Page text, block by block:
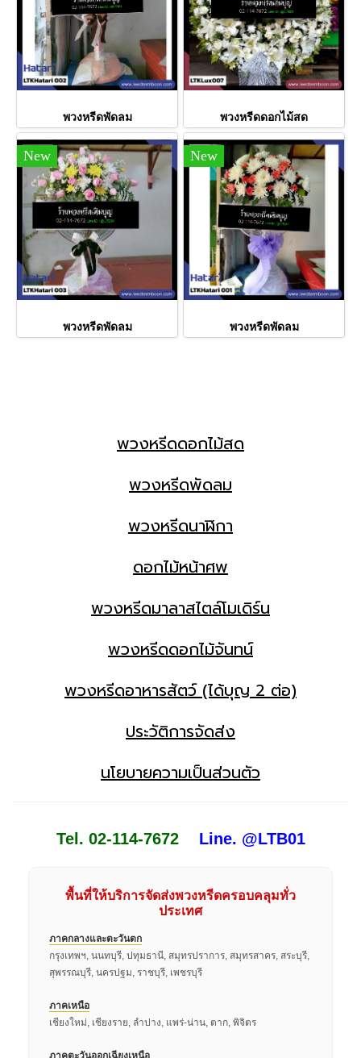
พวงหรีดพัดลม พวงหรีดดอกไม้สด
New
พวงหรีดพัดลม
New
พวงหรีดพัดลม
พวงหรีดดอกไม้สด
พวงหรีดพัดลม
พวงหรีดนาฬิกา
ดอกไม้หน้าศพ
พวงหรีดมาลาสไตล์โมเดิร์น
พวงหรีดดอกไม้จันทน์
พวงหรีดอาหารสัตว์ (ได้บุญ 2 ต่อ)
ประวัติการจัดส่ง
นโยบายความเป็นส่วนตัว
Tel. 02-114-7672 Line. @LTB01
พื้นที่ให้บริการจัดส่งพวงหรีดครอบคลุมทั่ว
ประเทศ
ภาคกลางและตะวันตก
กรุงเทพฯ, นนทบุรี, ปทุมธานี, สมุทรปราการ, สมุทรสาคร, สระบุรี,
สุพรรณบุรี, นครปฐม, ราชบุรี, เพชรบุรี
ภาคเหนือ
เชียงใหม่, เชียงราย, ลำปาง, แพร่-น่าน, ตาก, พิจิตร
ภาคตะวันออกเฉียงเหนือ